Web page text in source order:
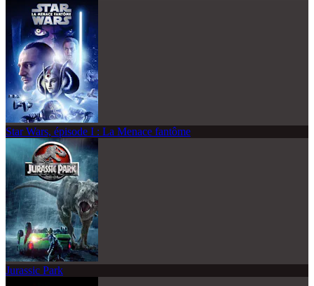
Star Wars, épisode I : La Menace fantôme
Jurassic Park